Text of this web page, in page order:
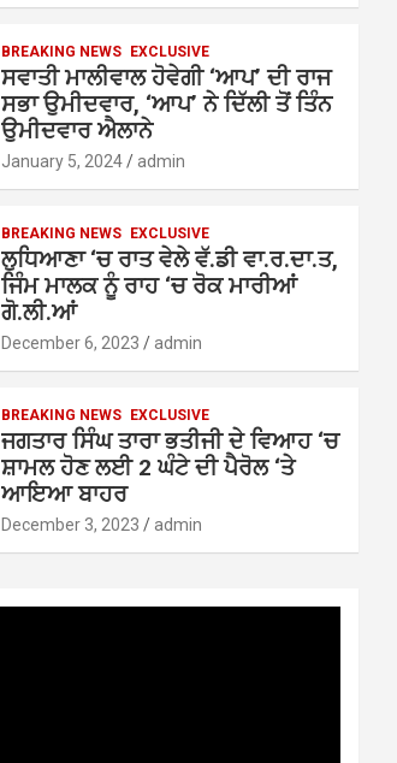
BREAKING NEWS EXCLUSIVE
ਸਵਾਤੀ ਮਾਲੀਵਾਲ ਹੋਵੇਗੀ ‘ਆਪ’ ਦੀ ਰਾਜ
ਸਭਾ ਉਮੀਦਵਾਰ, ‘ਆਪ’ ਨੇ ਦਿੱਲੀ ਤੋਂ ਤਿੰਨ
ਉਮੀਦਵਾਰ ਐਲਾਨੇ
January 5, 2024 admin
BREAKING NEWS EXCLUSIVE
ਲੁਧਿਆਣਾ ‘ਚ ਰਾਤ ਵੇਲੇ ਵੱ.ਡੀ ਵਾ.ਰ.ਦਾ.ਤ,
ਜਿੰਮ ਮਾਲਕ ਨੂੰ ਰਾਹ ‘ਚ ਰੋਕ ਮਾਰੀਆਂ
ਗੋ.ਲੀ.ਆਂ
December 6, 2023 admin
BREAKING NEWS EXCLUSIVE
ਜਗਤਾਰ ਸਿੰਘ ਤਾਰਾ ਭਤੀਜੀ ਦੇ ਵਿਆਹ ‘ਚ
ਸ਼ਾਮਲ ਹੋਣ ਲਈ 2 ਘੰਟੇ ਦੀ ਪੈਰੋਲ ‘ਤੇ
ਆਇਆ ਬਾਹਰ
December 3, 2023 admin